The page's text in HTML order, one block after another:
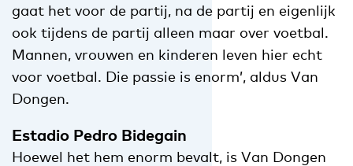
gaat het voor de partij, na de partij en eigenlijk
ook tijdens de partij alleen maar over voetbal.
Mannen, vrouwen en kinderen leven hier echt
voor voetbal. Die passie is enorm’, aldus Van
Dongen.
Estadio Pedro Bidegain
Hoewel het hem enorm bevalt, is Van Dongen